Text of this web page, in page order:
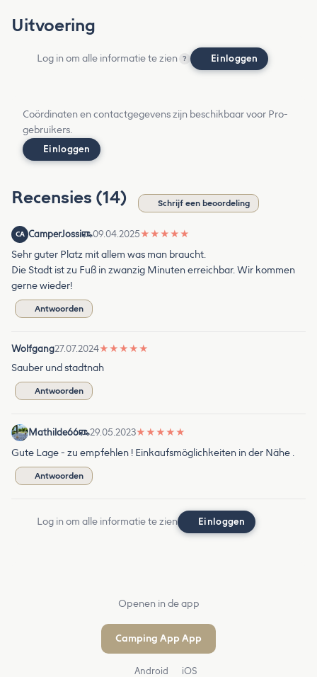
Uitvoering
Log in om alle informatie te zien ? Einloggen
Coördinaten en contactgegevens zijn beschikbaar voor Pro-
gebruikers.
Einloggen
Recensies (14) Schrijf een beoordeling
CA CamperJossi 09.04.2025★ ★ ★ ★ ★
Sehr guter Platz mit allem was man braucht.
Die Stadt ist zu Fuß in zwanzig Minuten erreichbar. Wir kommen
gerne wieder!
Antwoorden
Wolfgang27.07.2024★ ★ ★ ★ ★
Sauber und stadtnah
Antwoorden
Mathilde66 29.05.2023★ ★ ★ ★ ★
Gute Lage - zu empfehlen ! Einkaufsmöglichkeiten in der Nähe .
Antwoorden
Log in om alle informatie te zien Einloggen
Openen in de app
Camping App App
Android iOS